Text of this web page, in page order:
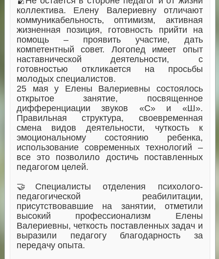
коллектива. Елену Валериевну отличают
коммуникабельность, оптимизм, активная
жизненная позиция, готовность прийти на
помощь – проявить участие, дать
компетентный совет. Логопед имеет опыт
наставнической деятельности, с
готовностью откликается на просьбы
молодых специалистов.
25 мая у Елены Валериевны состоялось
открытое занятие, посвященное
дифференциации звуков «С» и «Ш».
Правильная структура, своевременная
смена видов деятельности, чуткость к
эмоциональному состоянию ребенка,
использование современных технологий –
все это позволило достичь поставленных
педагогом целей.
🤝Специалисты отделения психолого-
педагогической реабилитации,
присутствовавшие на занятии, отметили
высокий профессионализм Елены
Валериевны, четкость поставленных задач и
выразили педагогу благодарность за
передачу опыта.